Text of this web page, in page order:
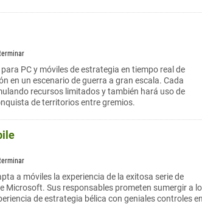
PC y móviles de estrategia en tiempo real de
en un escenario de guerra a gran escala. Cada
recursos limitados y también hará uso de
de territorios entre gremios.
a móviles la experiencia de la exitosa serie de
Microsoft. Sus responsables prometen sumergir a
de estrategia bélica con geniales controles